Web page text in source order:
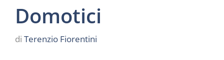
Domotici
di Terenzio Fiorentini